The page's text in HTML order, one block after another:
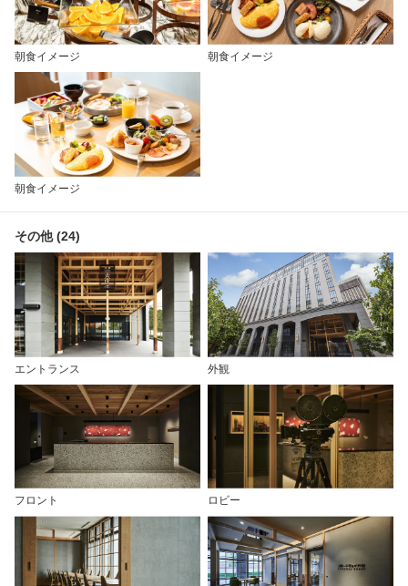
朝食イメージ 朝食イメージ
朝食イメージ
その他 (24)
エントランス 外観
フロント ロビー